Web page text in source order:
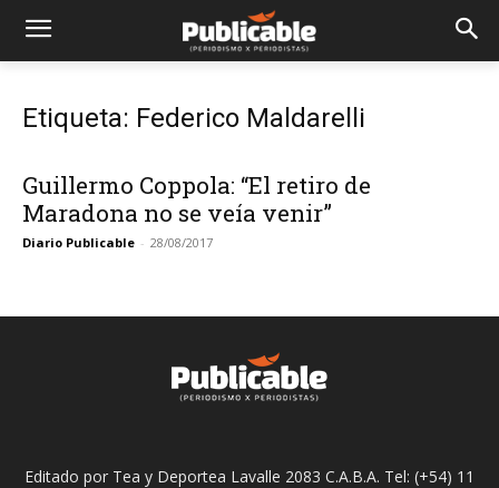
Etiqueta: Federico Maldarelli
Guillermo Coppola: “El retiro de
Maradona no se veía venir”
Diario Publicable - 28/08/2017
Editado por Tea y Deportea Lavalle 2083 C.A.B.A. Tel: (+54) 11